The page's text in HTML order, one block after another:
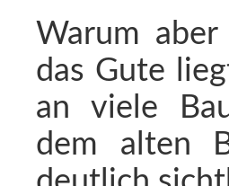
Warum
das Gute
an viele
dem alten